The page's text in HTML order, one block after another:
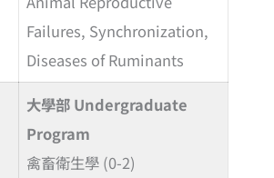
Failures, Synchronization,
Diseases of Ruminants
大學部 Undergraduate
Program
禽畜衛生學 (0-2)